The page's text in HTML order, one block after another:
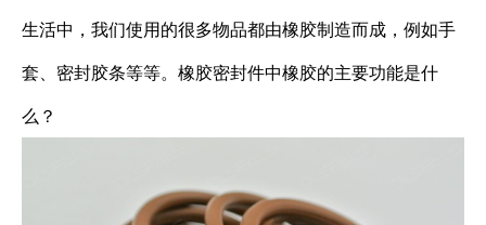
生活中，我们使用的很多物品都由橡胶制造而成，例如手
套、密封胶条等等。橡胶密封件中橡胶的主要功能是什
么？